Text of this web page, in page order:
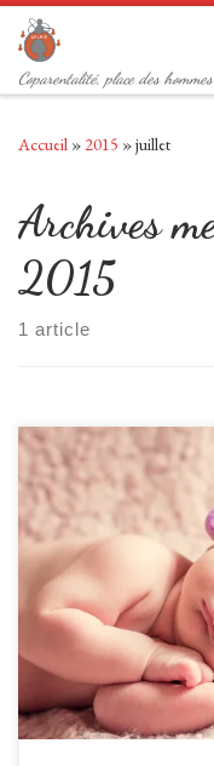
Passer au contenu
Coparentalité, place des
Accueil »2015 »juillet
Archives
2015
1 article
Bonjour Je suis journaliste
fait que davantage de
que le nombre d’hommes
ses 20 dernières années.
qui […]